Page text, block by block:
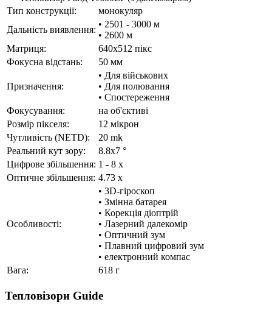
Тип конструкції:
монокуляр
Дальність виявлення:
• 2501 - 3000 м
• 2600 м
Матриця:
640x512 пікс
Фокусна відстань:
50 мм
Призначення:
• Для військових
• Для полювання
• Спостереження
Фокусування:
на об'єктиві
Розмір пікселя:
12 мікрон
Чутливість (NETD):
20 mk
Реальний кут зору:
8.8x7 °
Цифрове збільшення: 1 - 8 x
Оптичне збільшення: 4.73 x
Особливості:
• 3D-гіроскоп
• Змінна батарея
• Корекція діоптрій
• Лазерний далекомір
• Оптичний зум
• Плавний цифровий зум
• електронний компас
Вага:
618 г
Тепловізори Guide